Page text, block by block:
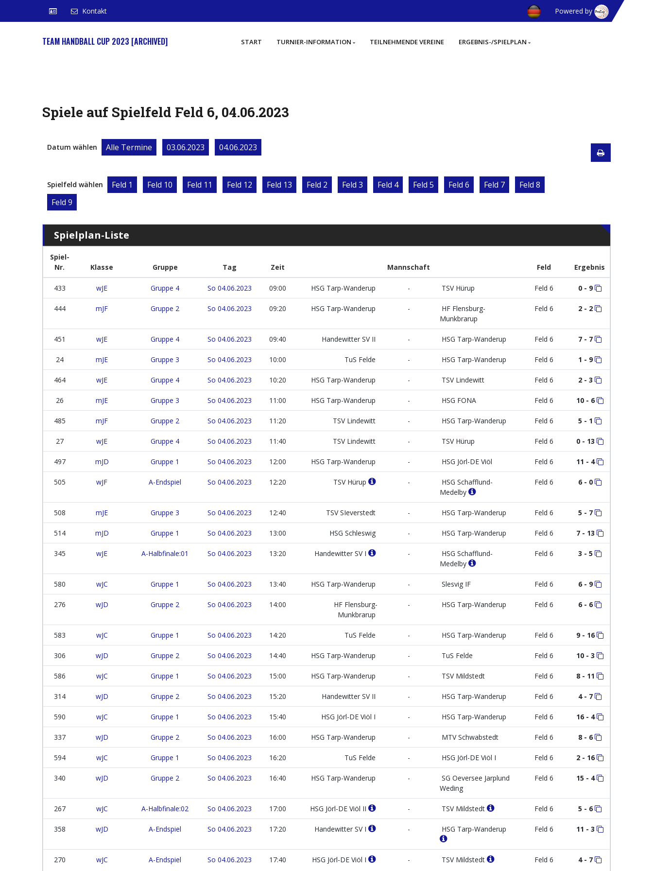
Kontakt Powered by
TEAM HANDBALL CUP 2023 [ARCHIVED] START TURNIER-INFORMATION TEILNEHMENDE VEREINE ERGEBNIS-/SPIELPLAN
Spiele auf Spielfeld Feld 6, 04.06.2023
Datum wählen Alle Termine 03.06.2023 04.06.2023
Spielfeld wählen Feld 1 Feld 10 Feld 11 Feld 12 Feld 13 Feld 2 Feld 3 Feld 4 Feld 5 Feld 6 Feld 7
Feld 8
Feld 9
Spielplan-Liste
Spiel-
Nr.
Klasse Gruppe Tag Zeit Mannschaft Feld Ergebnis
433 wJE Gruppe 4 So 04.06.2023 09:00 HSG Tarp-Wanderup - TSV Hürup Feld 6 0 - 9
444 mJF Gruppe 2 So 04.06.2023 09:20 HSG Tarp-Wanderup -
HF Flensburg-
Munkbrarup
Feld 6 2 - 2
451 wJE Gruppe 4 So 04.06.2023 09:40 Handewitter SV II - HSG Tarp-Wanderup Feld 6 7 - 7
24 mJE Gruppe 3 So 04.06.2023 10:00 TuS Felde - HSG Tarp-Wanderup Feld 6 1 - 9
464 wJE Gruppe 4 So 04.06.2023 10:20 HSG Tarp-Wanderup - TSV Lindewitt Feld 6 2 - 3
26 mJE Gruppe 3 So 04.06.2023 11:00 HSG Tarp-Wanderup - HSG FONA Feld 6 10 - 6
485 mJF Gruppe 2 So 04.06.2023 11:20 TSV Lindewitt - HSG Tarp-Wanderup Feld 6 5 - 1
27 wJE Gruppe 4 So 04.06.2023 11:40 TSV Lindewitt - TSV Hürup Feld 6 0 - 13
497 mJD Gruppe 1 So 04.06.2023 12:00 HSG Tarp-Wanderup - HSG Jörl-DE Viöl Feld 6 11 - 4
505 wJF A-Endspiel So 04.06.2023 12:20 TSV Hürup -
HSG Schafflund-
Medelby
Feld 6 6 - 0
508 mJE Gruppe 3 So 04.06.2023 12:40 TSV SIeverstedt - HSG Tarp-Wanderup Feld 6 5 - 7
514 mJD Gruppe 1 So 04.06.2023 13:00 HSG Schleswig - HSG Tarp-Wanderup Feld 6 7 - 13
345 wJE A-Halbfinale:01 So 04.06.2023 13:20 Handewitter SV I -
HSG Schafflund-
Medelby
Feld 6 3 - 5
580 wJC Gruppe 1 So 04.06.2023 13:40 HSG Tarp-Wanderup - Slesvig IF Feld 6 6 - 9
276 wJD Gruppe 2 So 04.06.2023 14:00
HF Flensburg-
Munkbrarup
- HSG Tarp-Wanderup Feld 6 6 - 6
583 wJC Gruppe 1 So 04.06.2023 14:20 TuS Felde - HSG Tarp-Wanderup Feld 6 9 - 16
306 wJD Gruppe 2 So 04.06.2023 14:40 HSG Tarp-Wanderup - TuS Felde Feld 6 10 - 3
586 wJC Gruppe 1 So 04.06.2023 15:00 HSG Tarp-Wanderup - TSV Mildstedt Feld 6 8 - 11
314 wJD Gruppe 2 So 04.06.2023 15:20 Handewitter SV II - HSG Tarp-Wanderup Feld 6 4 - 7
590 wJC Gruppe 1 So 04.06.2023 15:40 HSG Jörl-DE Viöl I - HSG Tarp-Wanderup Feld 6 16 - 4
337 wJD Gruppe 2 So 04.06.2023 16:00 HSG Tarp-Wanderup - MTV Schwabstedt Feld 6 8 - 6
594 wJC Gruppe 1 So 04.06.2023 16:20 TuS Felde - HSG Jörl-DE Viöl I Feld 6 2 - 16
340 wJD Gruppe 2 So 04.06.2023 16:40 HSG Tarp-Wanderup -
SG Oeversee Jarplund
Weding
Feld 6 15 - 4
267 wJC A-Halbfinale:02 So 04.06.2023 17:00 HSG Jörl-DE Viöl II - TSV Mildstedt Feld 6 5 - 6
358 wJD A-Endspiel So 04.06.2023 17:20 Handewitter SV I - HSG Tarp-Wanderup Feld 6 11 - 3
270 wJC A-Endspiel So 04.06.2023 17:40 HSG Jörl-DE Viöl I - TSV Mildstedt Feld 6 4 - 7